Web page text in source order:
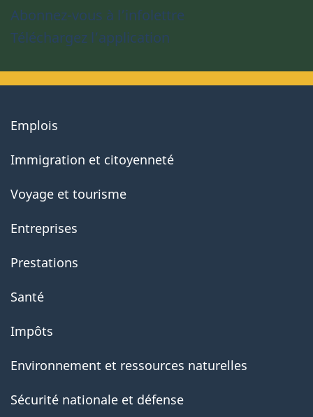
Abonnez-vous à l’infolettre
Téléchargez l’application
About
government
Emplois
Immigration et citoyenneté
Voyage et tourisme
Entreprises
Prestations
Santé
Impôts
Environnement et ressources naturelles
Sécurité nationale et défense